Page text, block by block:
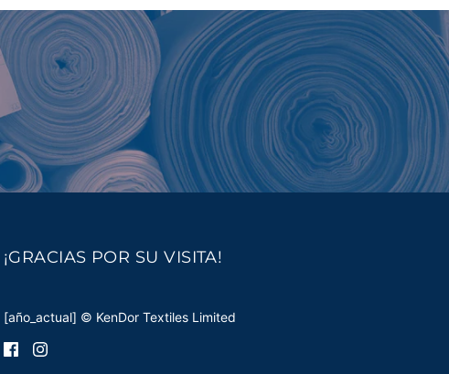
¡GRACIAS POR SU VISITA!
[año_actual] © KenDor Textiles Limited